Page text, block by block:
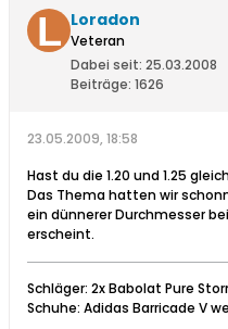
Loradon
Veteran
Dabei seit: 25.03.2008
Beiträge: 1626
23.05.2009, 18:58
Hast du die 1.20 und 1.25
Das Thema hatten wir
ein dünnerer Durchmesser
erscheint.
Schläger: 2x Babolat Pure
Schuhe: Adidas Barricade V